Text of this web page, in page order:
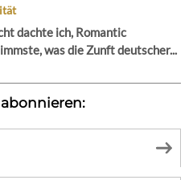
dachte ich, Romantic
was die Zunft deutscher...